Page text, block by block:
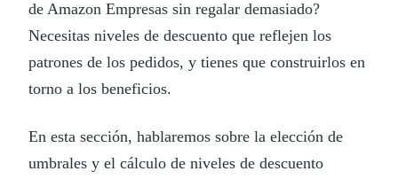
de Amazon Empresas sin regalar demasiado?
Necesitas niveles de descuento que reflejen los
patrones de los pedidos, y tienes que construirlos en
torno a los beneficios.
En esta sección, hablaremos sobre la elección de
umbrales y el cálculo de niveles de descuento